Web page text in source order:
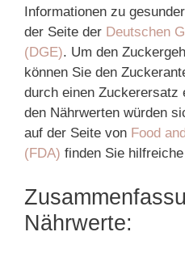
Informationen zu
der Seite der Deutschen
(DGE). Um den
können Sie den
durch einen Zuckerersatz
den Nährwerten würden
auf der Seite von Food
(FDA) finden Sie
Nährwerte: